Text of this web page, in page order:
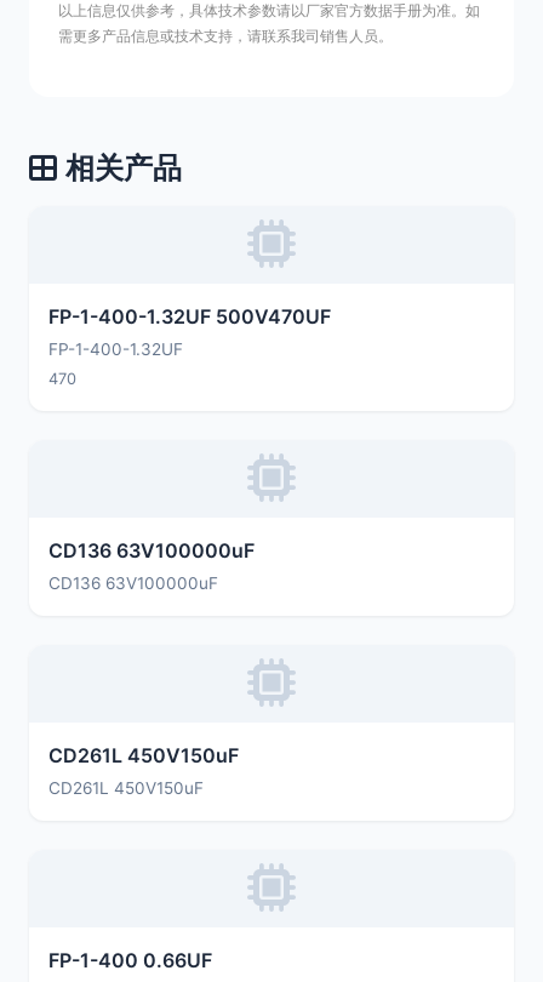
以上信息仅供参考，具体技术参数请以厂家官方数据手册为准。如
需更多产品信息或技术支持，请联系我司销售人员。
相关产品
FP-1-400-1.32UF 500V470UF
FP-1-400-1.32UF
470
CD136 63V100000uF
CD136 63V100000uF
CD261L 450V150uF
CD261L 450V150uF
FP-1-400 0.66UF